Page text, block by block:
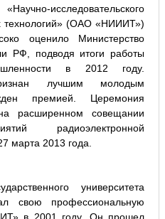
исследовательского
технологий» (ОАО «НИИИТ»)
оценило Министерство
РФ, подводя итоги работы
в 2012 году.
лучшим молодым
премией. Церемония
расширенном совещании
радиоэлектронной
марта 2013 года.
университета
свою профессиональную